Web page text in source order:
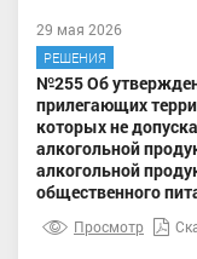
29 мая 2026
РЕШЕНИЯ
№255 Об
прилегающих
которых не
алкогольной
алкогольной
общественного
Просмотр